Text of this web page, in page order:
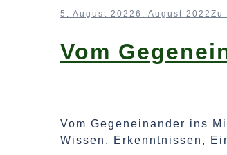
5. August 2022 6. August 2022 Zu
Vom
Vom Gegeneinander ins
Wissen, Erkenntnissen,